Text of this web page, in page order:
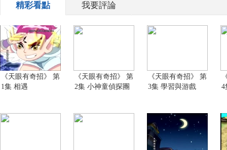
精彩看點 我要評論
《天眼有奇招》 第
1集 相遇
《天眼有奇招》 第
2集 小神童偵探團
《天眼有奇招》 第
3集 學習與游戲
4